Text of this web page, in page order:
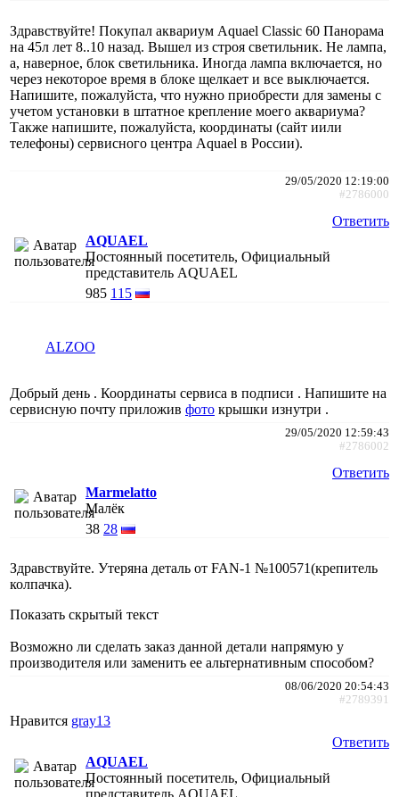
Здравствуйте! Покупал аквариум Aquael Classic 60 Панорама
на 45л лет 8..10 назад. Вышел из строя светильник. Не лампа,
а, наверное, блок светильника. Иногда лампа включается, но
через некоторое время в блоке щелкает и все выключается.
Напишите, пожалуйста, что нужно приобрести для замены с
учетом установки в штатное крепление моего аквариума?
Также напишите, пожалуйста, координаты (сайт иили
телефоны) сервисного центра Aquael в России).
29/05/2020 12:19:00
#2786000
Ответить
AQUAEL
Постоянный посетитель, Официальный
представитель AQUAEL
985 115
ALZOO
Добрый день . Координаты сервиса в подписи . Напишите на
сервисную почту приложив фото крышки изнутри .
29/05/2020 12:59:43
#2786002
Ответить
Marmelatto
Малёк
38 28
Здравствуйте. Утеряна деталь от FAN-1 №100571(крепитель
колпачка).
Показать скрытый текст
Возможно ли сделать заказ данной детали напрямую у
производителя или заменить ее альтернативным способом?
08/06/2020 20:54:43
#2789391
Нравится gray13
Ответить
AQUAEL
Постоянный посетитель, Официальный
представитель AQUAEL